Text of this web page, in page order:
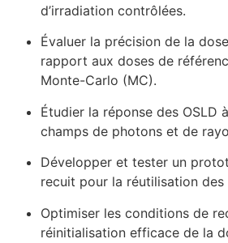
d’irradiation contrôlées.
Évaluer la précision de la
rapport aux doses de
Monte-Carlo (MC).
Étudier la réponse des OSLD
champs de photons et de
Développer et tester un
recuit pour la réutilisation des
Optimiser les conditions de
réinitialisation efficace de la